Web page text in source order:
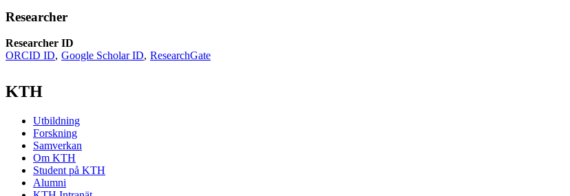
Researcher
Researcher ID
ORCID ID Google Scholar ID ResearchGate
KTH
Utbildning
Forskning
Samverkan
Om KTH
Student på KTH
Alumni